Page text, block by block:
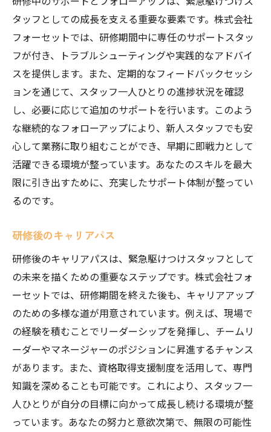
タッフとしての成長を支える重要な要素です。株式会社
フォーセットでは、研修期間中に専任のサポートスタッ
フが付き、トラブルシューティングや実践的なアドバイ
スを提供します。また、定期的なフィードバックセッシ
ョンを通じて、スタッフ一人ひとりの進捗状況を確認
し、必要に応じて追加のサポートを行います。このよう
な継続的なフォローアップにより、新人スタッフでも安
心して業務に取り組むことができ、早期に即戦力として
活躍できる環境が整っています。あなたのスキルを最大
限に引き出すために、充実したサポート体制が整ってい
るのです。
研修後のキャリアパス
研修後のキャリアパスは、緊急駆けつけスタッフとして
の未来を描くための重要なステップです。株式会社フォ
ーセットでは、研修期間を終えた後も、キャリアアップ
のための多様な道が用意されています。例えば、現場で
の経験を積むことでリーダーシップを発揮し、チームリ
ーダーやマネージャーのポジションに昇進するチャンス
があります。また、資格取得支援制度を活用して、専門
知識を深めることも可能です。これにより、スタッフ一
人ひとりが自分の目標に向かって成長し続ける環境が整
っています。あなたの努力と意欲次第で、無限の可能性